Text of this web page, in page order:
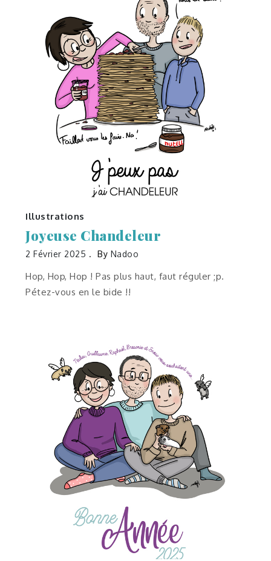
Illustrations
Joyeuse Chandeleur
2 Février 2025 By Nadoo
Hop, Hop, Hop ! Pas plus haut, faut réguler ;p.
Pétez-vous en le bide !!